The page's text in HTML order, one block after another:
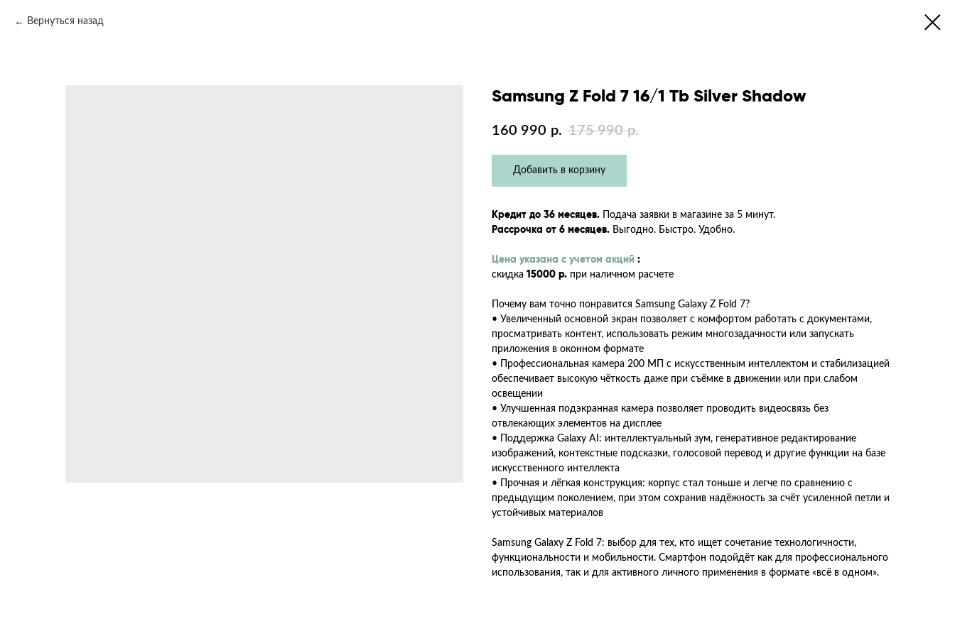
Вернуться назад
Samsung Z Fold 7 16/1 Tb Silver Shadow
160 990 р. 175 990 р.
Добавить в корзину
Кредит до 36 месяцев. Подача заявки в магазине за 5 минут.
Рассрочка от 6 месяцев. Выгодно. Быстро. Удобно.
Цена указана с учетом акций :
скидка 15000 р. при наличном расчете
Почему вам точно понравится Samsung Galaxy Z Fold 7?
• Увеличенный основной экран позволяет с комфортом работать с документами,
просматривать контент, использовать режим многозадачности или запускать
приложения в оконном формате
• Профессиональная камера 200 МП с искусственным интеллектом и стабилизацией
обеспечивает высокую чёткость даже при съёмке в движении или при слабом
освещении
• Улучшенная подэкранная камера позволяет проводить видеосвязь без
отвлекающих элементов на дисплее
• Поддержка Galaxy AI: интеллектуальный зум, генеративное редактирование
изображений, контекстные подсказки, голосовой перевод и другие функции на базе
искусственного интеллекта
• Прочная и лёгкая конструкция: корпус стал тоньше и легче по сравнению с
предыдущим поколением, при этом сохранив надёжность за счёт усиленной петли и
устойчивых материалов
Samsung Galaxy Z Fold 7: выбор для тех, кто ищет сочетание технологичности,
функциональности и мобильности. Смартфон подойдёт как для профессионального
использования, так и для активного личного применения в формате «всё в одном».